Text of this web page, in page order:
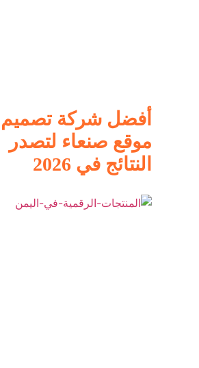
أفضل شركة تصميم
موقع صنعاء لتصدر
النتائج في 2026